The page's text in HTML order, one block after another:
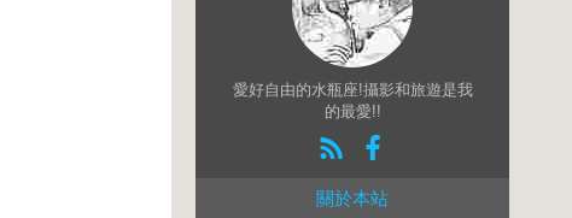
愛好自由的水瓶座!攝影和旅遊是我
的最愛!!
關於本站